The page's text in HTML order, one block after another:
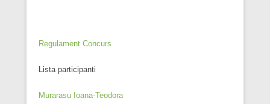
Regulament Concurs
Lista participanti
Murarasu Ioana-Teodora